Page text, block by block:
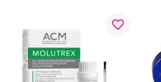
favorite_border